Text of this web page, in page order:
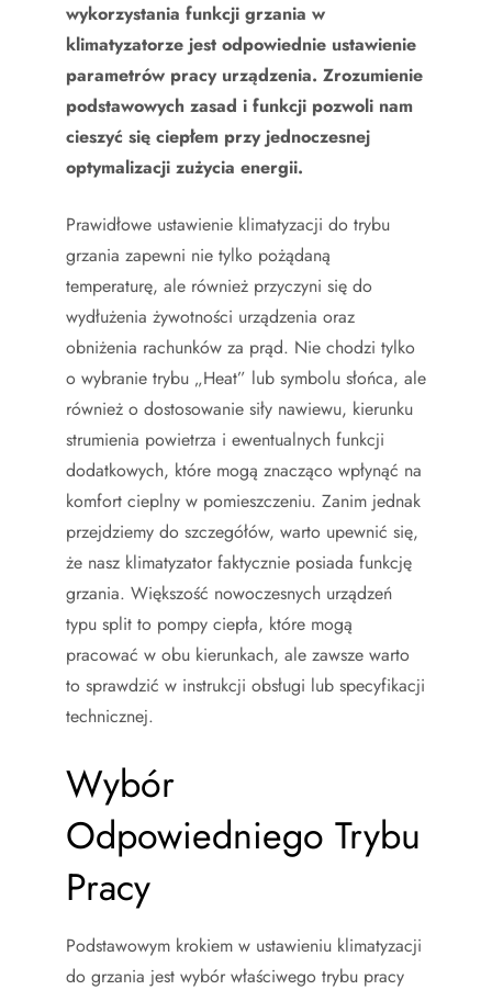
wykorzystania funkcji grzania w
klimatyzatorze jest odpowiednie ustawienie
parametrów pracy urządzenia. Zrozumienie
podstawowych zasad i funkcji pozwoli nam
cieszyć się ciepłem przy jednoczesnej
optymalizacji zużycia energii.
Prawidłowe ustawienie klimatyzacji do trybu
grzania zapewni nie tylko pożądaną
temperaturę, ale również przyczyni się do
wydłużenia żywotności urządzenia oraz
obniżenia rachunków za prąd. Nie chodzi tylko
o wybranie trybu „Heat” lub symbolu słońca, ale
również o dostosowanie siły nawiewu, kierunku
strumienia powietrza i ewentualnych funkcji
dodatkowych, które mogą znacząco wpłynąć na
komfort cieplny w pomieszczeniu. Zanim jednak
przejdziemy do szczegółów, warto upewnić się,
że nasz klimatyzator faktycznie posiada funkcję
grzania. Większość nowoczesnych urządzeń
typu split to pompy ciepła, które mogą
pracować w obu kierunkach, ale zawsze warto
to sprawdzić w instrukcji obsługi lub specyfikacji
technicznej.
Wybór
Odpowiedniego Trybu
Pracy
Podstawowym krokiem w ustawieniu klimatyzacji
do grzania jest wybór właściwego trybu pracy